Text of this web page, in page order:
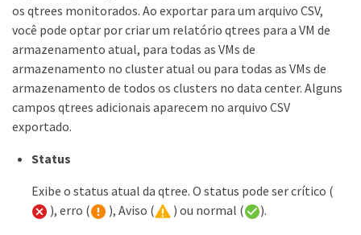
os qtrees monitorados. Ao exportar para um arquivo CSV,
você pode optar por criar um relatório qtrees para a VM de
armazenamento atual, para todas as VMs de
armazenamento no cluster atual ou para todas as VMs de
armazenamento de todos os clusters no data center. Alguns
campos qtrees adicionais aparecem no arquivo CSV
exportado.
Status
Exibe o status atual da qtree. O status pode ser crítico (
), erro (
), Aviso ( ) ou normal ( ).